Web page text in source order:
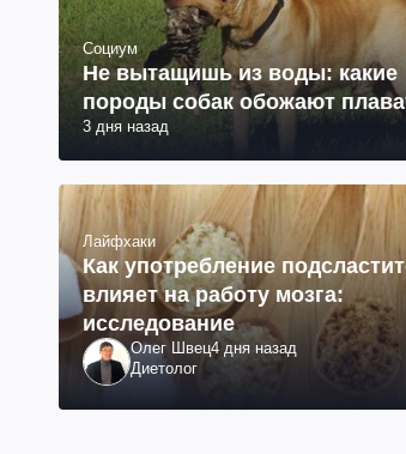
Социум
Не вытащишь из воды: какие
породы собак обожают
3 дня назад
Лайфхаки
Как употребление
влияет на работу мозга:
исследование
Олег Швец4 дня назад
Диетолог